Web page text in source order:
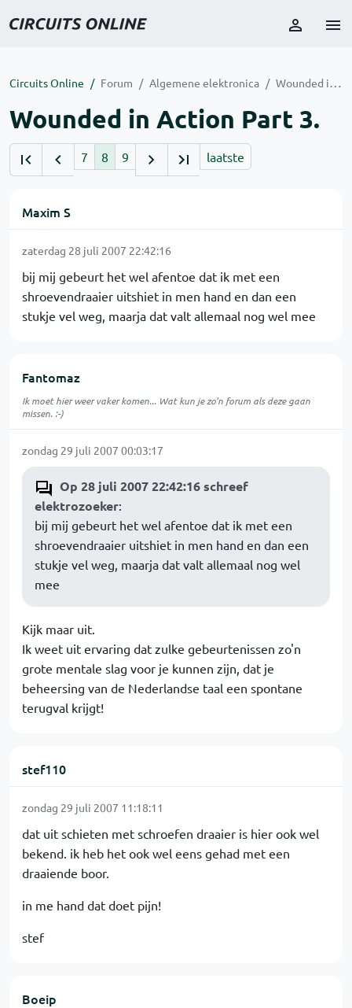
Circuits Online Forum Algemene elektronica Wounded in Action Part 3.
Wounded in Action Part 3.
7 8 9 laatste
Maxim S
zaterdag 28 juli 2007 22:42:16
bij mij gebeurt het wel afentoe dat ik met een
shroevendraaier uitshiet in men hand en dan een
stukje vel weg, maarja dat valt allemaal nog wel mee
Fantomaz
Ik moet hier weer vaker komen... Wat kun je zo'n forum als deze gaan
missen. :-)
zondag 29 juli 2007 00:03:17
Op 28 juli 2007 22:42:16 schreef
elektrozoeker:
bij mij gebeurt het wel afentoe dat ik met een
shroevendraaier uitshiet in men hand en dan een
stukje vel weg, maarja dat valt allemaal nog wel
mee
Kijk maar uit.
Ik weet uit ervaring dat zulke gebeurtenissen zo'n
grote mentale slag voor je kunnen zijn, dat je
beheersing van de Nederlandse taal een spontane
terugval krijgt!
stef110
zondag 29 juli 2007 11:18:11
dat uit schieten met schroefen draaier is hier ook wel
bekend. ik heb het ook wel eens gehad met een
draaiende boor.
in me hand dat doet pijn!
stef
Boeip